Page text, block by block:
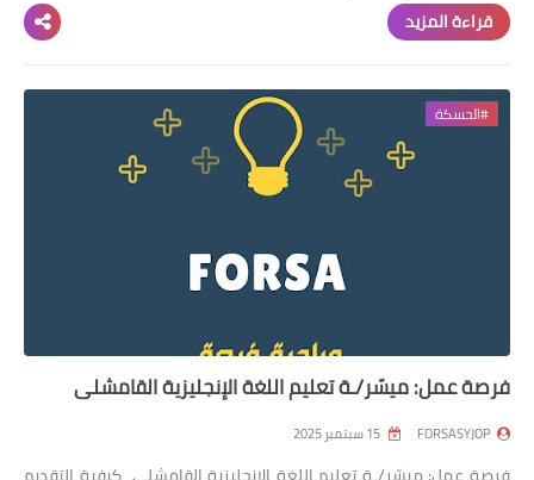
قراءة المزيد
#الحسكة
فرصة عمل: ميسّر/ـة تعليم اللغة الإنجليزية القامشلي
FORSASYJOP